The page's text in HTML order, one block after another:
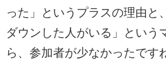
った」というプラスの理由と
ダウンした人がいる」
という
ら、参加者が少なかったです